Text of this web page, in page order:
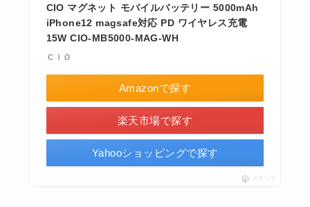
CIO マグネット モバイルバッテリー 5000mAh
iPhone12 magsafe対応 PD ワイヤレス充電
15W CIO-MB5000-MAG-WH
ＣＩＯ
Amazonで探す
楽天市場で探す
Yahooショッピングで探す
ポチップ